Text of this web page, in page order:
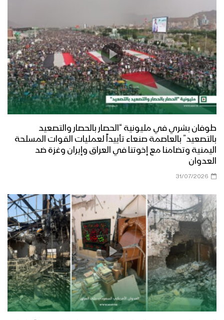
طوفان بشري في مليونية “الحصار بالحصار والتصعيد
بالتصعيد” بالعاصمة صنعاء تأييداً لعمليات القوات المسلحة
اليمنية وتضامنا مع إخوتنا في العراق وإيران وغزة ضد
العدوان
31/07/2026